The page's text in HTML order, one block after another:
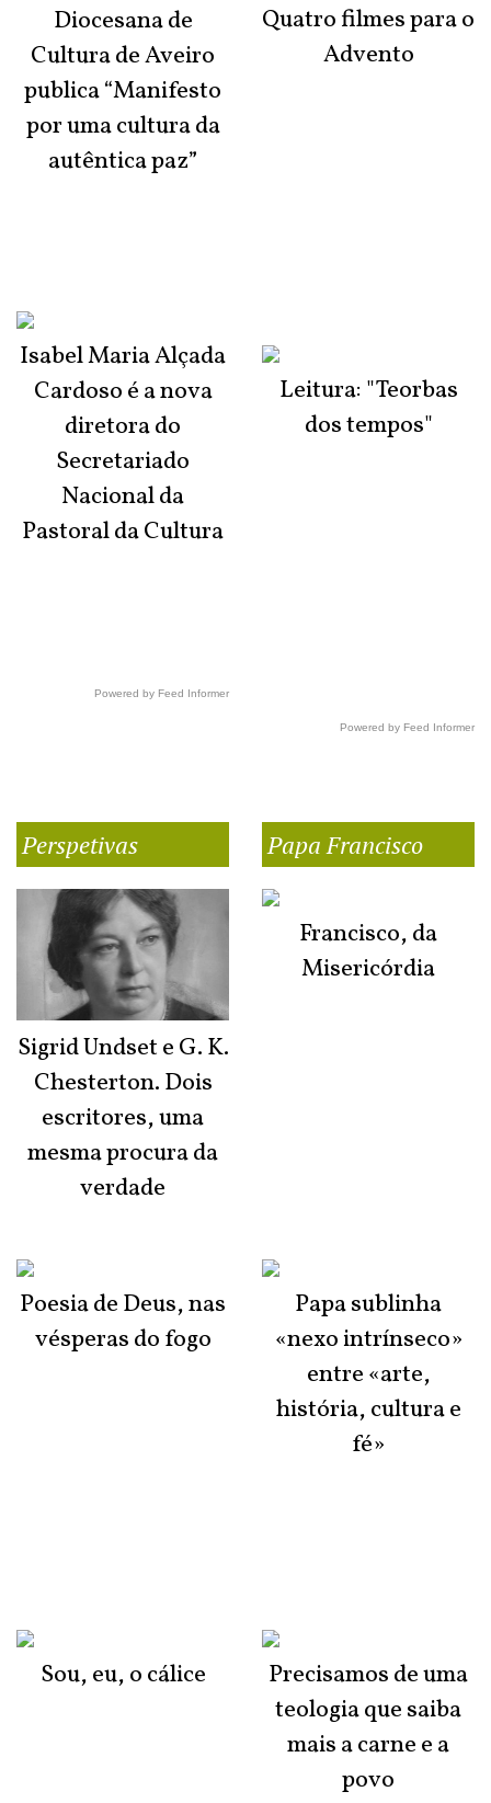
Diocesana de
Cultura de Aveiro
publica “Manifesto
por uma cultura da
autêntica paz”
Isabel Maria Alçada
Cardoso é a nova
diretora do
Secretariado
Nacional da
Pastoral da Cultura
Powered by Feed Informer
Quatro filmes para o
Advento
Leitura: "Teorbas
dos tempos"
Powered by Feed Informer
Perspetivas
Sigrid Undset e G. K.
Chesterton. Dois
escritores, uma
mesma procura da
verdade
Poesia de Deus, nas
vésperas do fogo
Sou, eu, o cálice
Papa Francisco
Francisco, da
Misericórdia
Papa sublinha
«nexo intrínseco»
entre «arte,
história, cultura e
fé»
Precisamos de uma
teologia que saiba
mais a carne e a
povo